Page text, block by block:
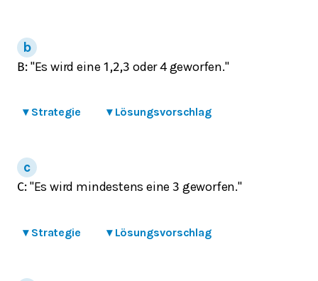
B: "Es wird eine 1,2,3 oder 4 geworfen."
▾ Strategie ▾ Lösungsvorschlag
C: "Es wird mindestens eine3 geworfen."
▾ Strategie ▾ Lösungsvorschlag